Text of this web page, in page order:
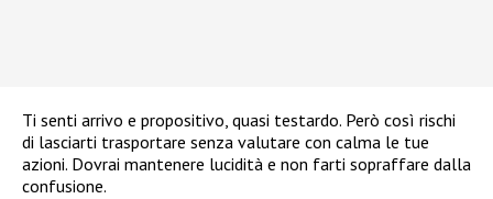
Ti senti arrivo e propositivo, quasi testardo. Però così rischi
di lasciarti trasportare senza valutare con calma le tue
azioni. Dovrai mantenere lucidità e non farti sopraffare dalla
confusione.